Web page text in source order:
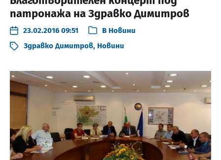
патронажа на Здравко Димитров
23.02.2016 09:51 В Новини
Здравко Димитров, Новини